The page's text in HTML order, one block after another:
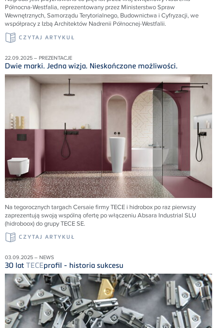
Północna-Westfalia, reprezentowany przez Ministerstwo Spraw
Wewnętrznych, Samorządu Terytorialnego, Budownictwa i Cyfryzacji, we
współpracy z Izbą Architektów Nadrenii Północnej-Westfalii.
CZYTAJ ARTYKUŁ
22.09.2025 – PREZENTACJE
Dwie marki. Jedna wizja. Nieskończone możliwości.
Na tegorocznych targach Cersaie firmy TECE i hidrobox po raz pierwszy
zaprezentują swoją wspólną ofertę po włączeniu Absara Industrial SLU
(hidroboox) do grupy TECE SE.
CZYTAJ ARTYKUŁ
03.09.2025 – NEWS
30 lat TECEprofil - historia sukcesu